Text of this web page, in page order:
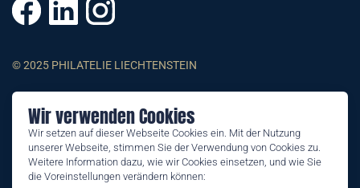
Wir verwenden Cookies
Wir setzen auf dieser Webseite Cookies ein. Mit der Nutzung
unserer Webseite, stimmen Sie der Verwendung von Cookies zu.
Weitere Information dazu, wie wir Cookies einsetzen, und wie Sie
die Voreinstellungen verändern können:
© 2025 PHILATELIE LIECHTENSTEIN
Impressum
Conditions générales
Informations juridiques